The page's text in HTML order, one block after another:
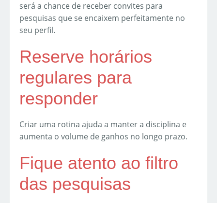
será a chance de receber convites para
pesquisas que se encaixem perfeitamente no
seu perfil.
Reserve horários
regulares para
responder
Criar uma rotina ajuda a manter a disciplina e
aumenta o volume de ganhos no longo prazo.
Fique atento ao filtro
das pesquisas